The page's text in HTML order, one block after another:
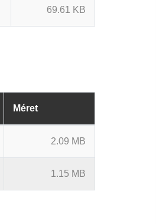
69.61 KB
Méret
2.09 MB
1.15 MB